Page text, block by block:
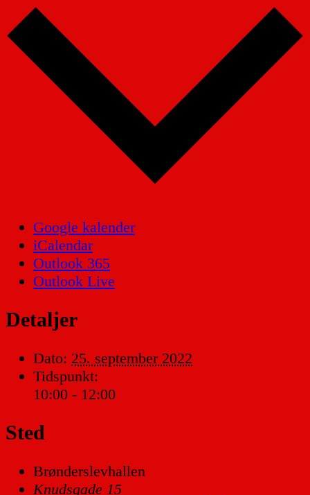
Google kalender
iCalendar
Outlook 365
Outlook Live
Detaljer
Dato: 25. september 2022
Tidspunkt:
10:00 - 12:00
Sted
Brønderslevhallen
Knudsgade 15